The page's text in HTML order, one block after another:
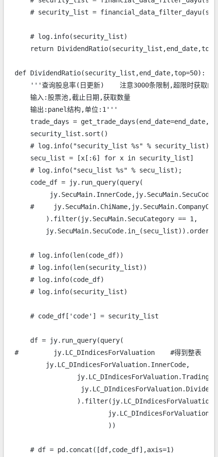
# security_list =
# log.info(security_list)
return
def DividendRatio(security_list,end_date,top=50):
'''查询股息率(日更新)    注意3000条限制,超限时获取的数
输入:股票池,截止日期,获取数量
输出:panel结构,单位:1'''
trade_days =
security_list.sort()
# log.info("security_list %s" % security_list);
secu_list = [x[:6] for x in security_list]
# log.info("secu_list %s" % secu_list);
code_df = jy.run_query(query(
jy.SecuMain.InnerCode,jy.SecuMain.SecuCode,
#
).filter(jy.SecuMain.SecuCategory == 1,
# log.info(len(code_df))
# log.info(len(security_list))
# log.info(code_df)
# log.info(security_list)
# code_df['code'] = security_list
df = jy.run_query(query(
#         jy.LC_DIndicesForValuation    #得到整表
jy.LC_DIndicesForValuation.InnerCode,
))
# df = pd.concat([df,code_df],axis=1)